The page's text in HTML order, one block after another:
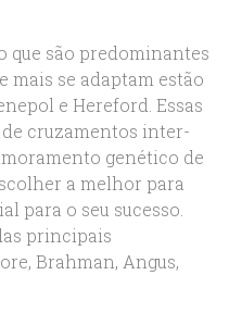
que são predominantes
mais se adaptam estão
e Hereford. Essas
de cruzamentos inter-
genético de
a melhor para
para o seu sucesso.
principais
Brahman, Angus,